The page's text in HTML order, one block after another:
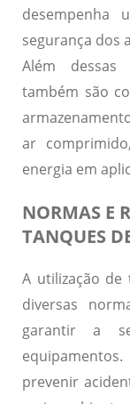
desempenha
segurança dos
Além
também são
ar comprimido,
energia em
NORMAS E
TANQUES
A utilização
diversas
garantir a
prevenir